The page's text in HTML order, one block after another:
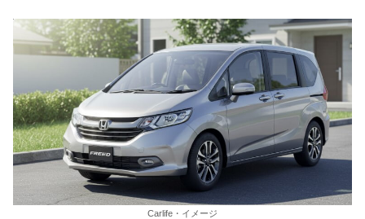
Carlife・イメージ